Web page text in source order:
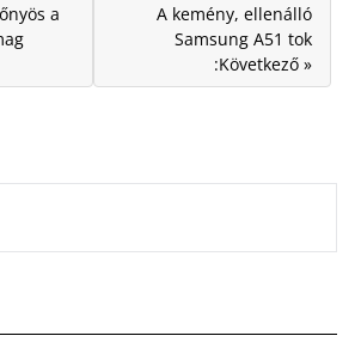
a
A kemény, ellenálló
Samsung A51 tok
:Következő »